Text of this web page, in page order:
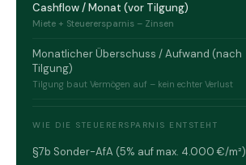
Cashflow / Monat (vor Tilgung)
Miete + Steuerersparnis – Zinsen
Monatlicher Überschuss / Aufwand (nach
Tilgung)
Tilgung baut Vermögen auf – kein echter Verlust
WIE DIE STEUERERSPARNIS ENTSTEHT
§7b Sonder-AfA (5% auf max. 4.000 €/m²)